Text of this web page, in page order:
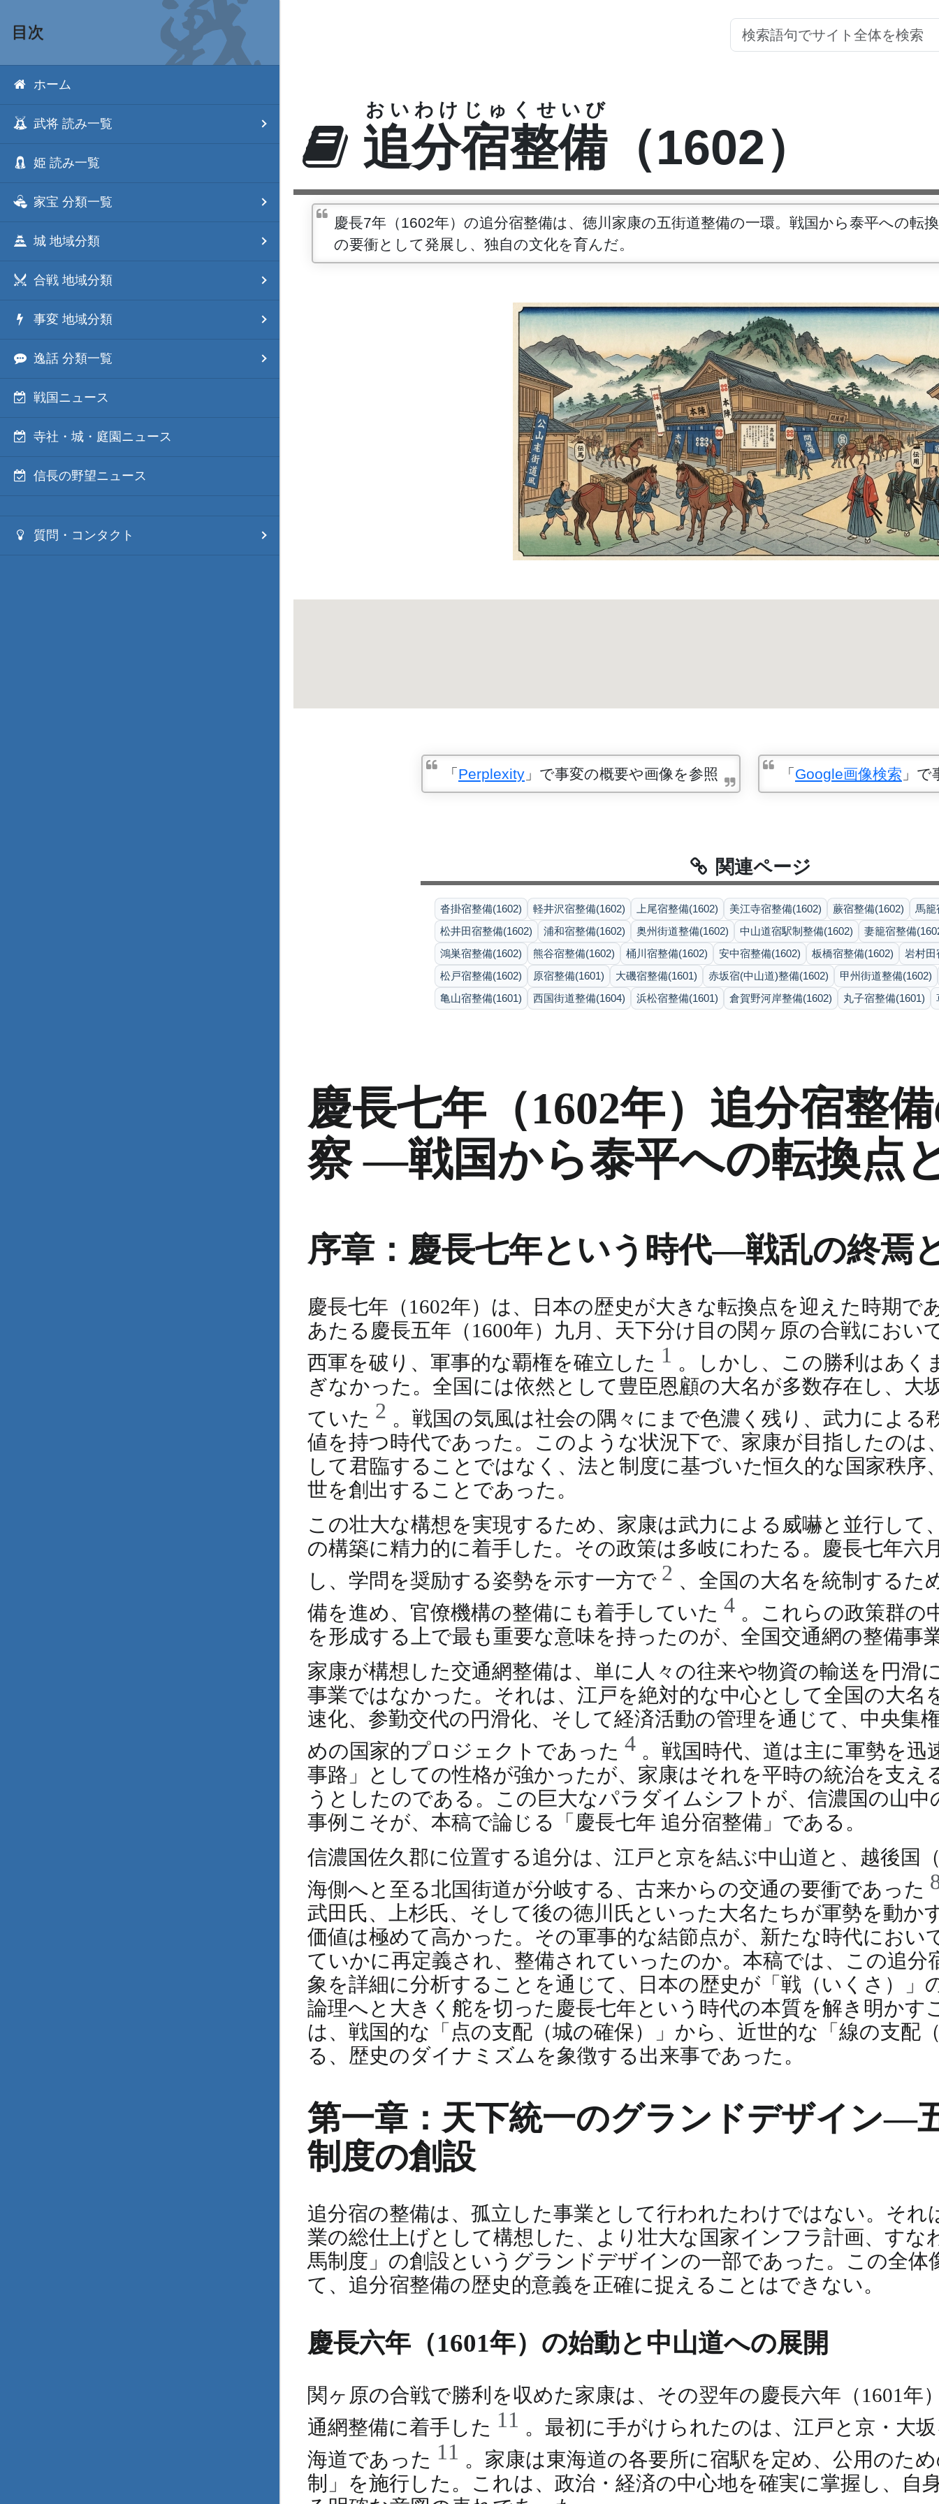
目次
ホーム
武将 読み一覧
姫 読み一覧
家宝 分類一覧
城 地域分類
合戦 地域分類
事変 地域分類
逸話 分類一覧
戦国ニュース
寺社・城・庭園ニュース
信長の野望ニュース
質問・コンタクト
追分宿整備
おいわけじゅくせいび
（1602）
慶長7年（1602年）の追分宿整備は、徳川家康の五街道整備の一環。戦国から泰平への転
の要衝として発展し、独自の文化を育んだ。
「 Perplexity 」で事変の概要や画像を参照 「 Google画像検索 」で
関連ページ
沓掛宿整備(1602) 軽井沢宿整備(1602) 上尾宿整備(1602) 美江寺宿整備(1602) 蕨宿整備(1602)
馬籠
松井田宿整備(1602)
浦和宿整備(1602) 奥州街道整備(1602) 中山道宿駅制整備(1602)
妻籠宿整備
鴻巣宿整備(1602)
熊谷宿整備(1602) 桶川宿整備(1602) 安中宿整備(1602) 板橋宿整備(1602)
岩村田
松戸宿整備(1602)
原宿整備(1601) 大磯宿整備(1601) 赤坂宿(中山道)整備(1602)
甲州街道整備(1602)
亀山宿整備(1601)
西国街道整備(1604) 浜松宿整備(1601) 倉賀野河岸整備(1602) 丸子宿整備(1601)
慶長七年（1602年）追分宿整
察 ―戦国から泰平への転換点
序章：慶長七年という時代―戦乱の終焉
慶長七年（1602年）は、日本の歴史が大きな転換点を迎えた時期で
あたる慶長五年（1600年）九月、天下分け目の関ヶ原の合戦におい
西軍を破り、軍事的な覇権を確立した 1 。しかし、この勝利はあく
ぎなかった。全国には依然として豊臣恩顧の大名が多数存在し、大
ていた 2 。戦国の気風は社会の隅々にまで色濃く残り、武力による
値を持つ時代であった。このような状況下で、家康が目指したのは
して君臨することではなく、法と制度に基づいた恒久的な国家秩序
世を創出することであった。
この壮大な構想を実現するため、家康は武力による威嚇と並行して
の構築に精力的に着手した。その政策は多岐にわたる。慶長七年六
し、学問を奨励する姿勢を示す一方で 2 、全国の大名を統制するた
備を進め、官僚機構の整備にも着手していた 4 。これらの政策群の
を形成する上で最も重要な意味を持ったのが、全国交通網の整備事
家康が構想した交通網整備は、単に人々の往来や物資の輸送を円滑
事業ではなかった。それは、江戸を絶対的な中心として全国の大名
速化、参勤交代の円滑化、そして経済活動の管理を通じて、中央集
めの国家的プロジェクトであった 4 。戦国時代、道は主に軍勢を
事路」としての性格が強かったが、家康はそれを平時の統治を支え
うとしたのである。この巨大なパラダイムシフトが、信濃国の山
事例こそが、本稿で論じる「慶長七年 追分宿整備」である。
信濃国佐久郡に位置する追分は、江戸と京を結ぶ中山道と、越後国
海側へと至る北国街道が分岐する、古来からの交通の要衝であった
武田氏、上杉氏、そして後の徳川氏といった大名たちが軍勢を動か
価値は極めて高かった。その軍事的な結節点が、新たな時代におい
ていかに再定義され、整備されていったのか。本稿では、この追分
象を詳細に分析することを通じて、日本の歴史が「戦（いくさ）」
論理へと大きく舵を切った慶長七年という時代の本質を解き明かす
は、戦国的な「点の支配（城の確保）」から、近世的な「線の支配
る、歴史のダイナミズムを象徴する出来事であった。
第一章：天下統一のグランドデザイン―
制度の創設
追分宿の整備は、孤立した事業として行われたわけではない。それ
業の総仕上げとして構想した、より壮大な国家インフラ計画、すな
馬制度」の創設というグランドデザインの一部であった。この全体
て、追分宿整備の歴史的意義を正確に捉えることはできない。
慶長六年（1601年）の始動と中山道への展開
関ヶ原の合戦で勝利を収めた家康は、その翌年の慶長六年（1601年
通網整備に着手した 11 。最初に手がけられたのは、江戸と京・大
海道であった 11 。家康は東海道の各要所に宿駅を定め、公用のた
制」を施行した。これは、政治・経済の中心地を確実に掌握し、自